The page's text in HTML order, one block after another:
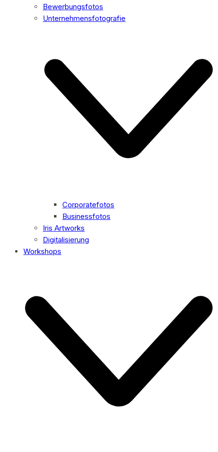
Bewerbungsfotos
Unternehmensfotografie
Corporatefotos
Businessfotos
Iris Artworks
Digitalisierung
Workshops